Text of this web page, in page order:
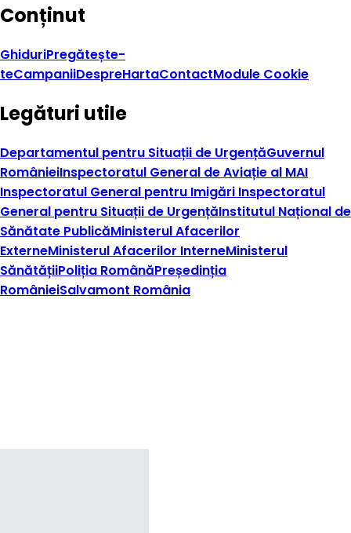
Conținut
GhiduriPregătește-
teCampaniiDespreHartaContactModule Cookie
Legături utile
Departamentul pentru Situații de UrgențăGuvernul
RomânieiInspectoratul General de Aviație al MAI
Inspectoratul General pentru Imigări Inspectoratul
General pentru Situații de UrgențăInstitutul Național de
Sănătate PublicăMinisterul Afacerilor
ExterneMinisterul Afacerilor InterneMinisterul
SănătățiiPoliția RomânăPreședinția
RomânieiSalvamont România